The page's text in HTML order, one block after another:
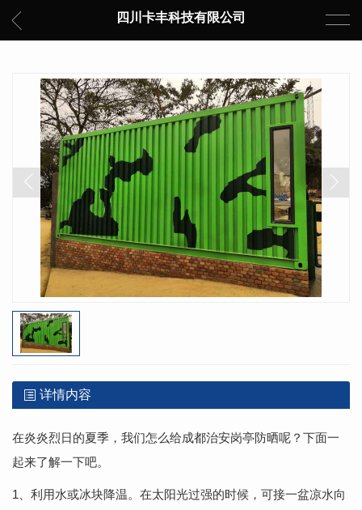
四川卡丰科技有限公司
详情内容
在炎炎烈日的夏季，我们怎么给成都治安岗亭防晒呢？下面一
起来了解一下吧。
1、利用水或冰块降温。在太阳光过强的时候，可接一盆凉水向